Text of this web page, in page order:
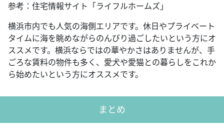
参考：住宅情報サイト「ライフルホームズ」
横浜市内でも人気の海側エリアです。休日やプライベート
タイムに海を眺めながらのんびり過ごしたいという方にオ
ススメです。横浜ならではの華やかさはありませんが、手
ごろな賃料の物件も多く、愛犬や愛猫との暮らしをこれか
ら始めたいという方にオススメです。
まとめ